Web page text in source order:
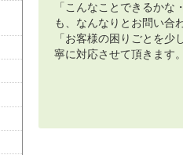
「こんなことできるか
も、なんなりとお問い合
「お客様の困りごとを
寧に対応させて頂きます。